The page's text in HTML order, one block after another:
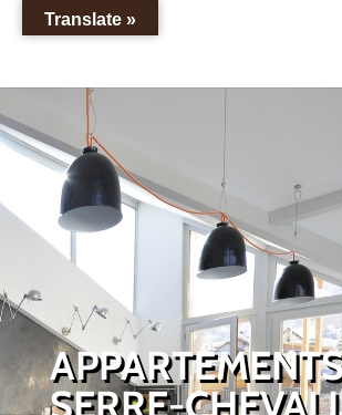
SERRE-
Translate »